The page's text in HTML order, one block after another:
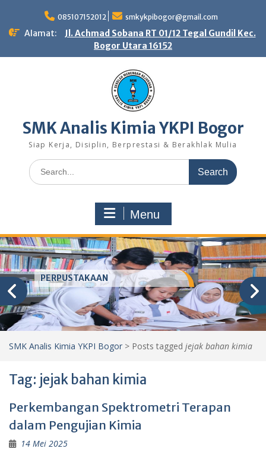
content
085107152012 smkykpibogor@gmail.com
Alamat:
Jl. Achmad Sobana RT 01/12 Tegal Gundil Kec.
Bogor Utara 16152
SMK Analis Kimia YKPI Bogor
Siap Kerja, Disiplin, Berprestasi & Berakhlak Mulia
Search
for:
Menu
PERPUSTAKAAN
SMK Analis Kimia YKPI Bogor > Posts tagged jejak bahan kimia
Tag: jejak bahan kimia
Perkembangan Spektrometri Terapan
dalam Pengujian Kimia
14 Mei 2025